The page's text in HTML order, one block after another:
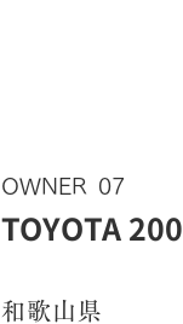
OWNER 07
TOYOTA
和歌山県